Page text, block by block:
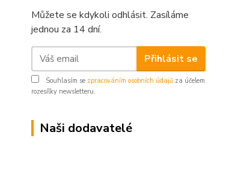
Můžete se kdykoli odhlásit. Zasíláme
jednou za 14 dní.
Přihlásit se
Souhlasím se zpracováním osobních údajů za účelem
rozesílky newsletteru.
Naši dodavatelé